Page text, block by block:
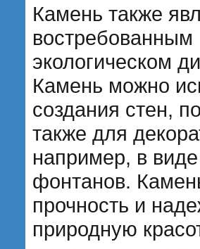
Камень также
экологическом
Камень можно
создания стен,
также для
например, в
фонтанов.
прочность и
природную